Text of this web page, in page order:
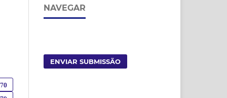
NAVEGAR
ENVIAR SUBMISSÃO